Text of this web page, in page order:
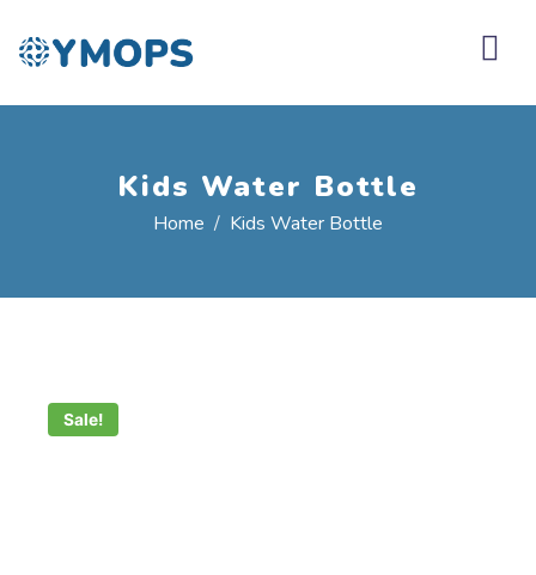
Kids Water Bottle
Home Kids Water Bottle
Aug,
Sale!